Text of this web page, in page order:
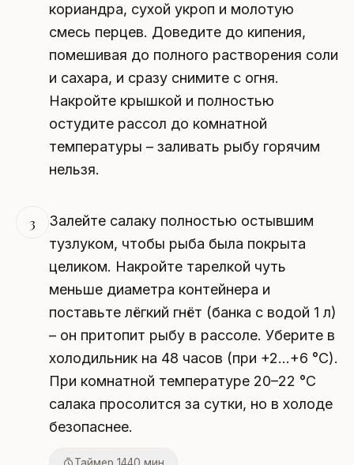
кориандра, сухой укроп и молотую
смесь перцев. Доведите до кипения,
помешивая до полного растворения соли
и сахара, и сразу снимите с огня.
Накройте крышкой и полностью
остудите рассол до комнатной
температуры – заливать рыбу горячим
нельзя.
3
Залейте салаку полностью остывшим
тузлуком, чтобы рыба была покрыта
целиком. Накройте тарелкой чуть
меньше диаметра контейнера и
поставьте лёгкий гнёт (банка с водой 1 л)
– он притопит рыбу в рассоле. Уберите в
холодильник на 48 часов (при +2…+6 °C).
При комнатной температуре 20–22 °C
салака просолится за сутки, но в холоде
безопаснее.